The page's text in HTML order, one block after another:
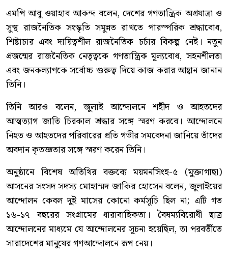
এমপি আবু ওয়াহাব আকন্দ বলেন, দেশের গণতান্ত্রিক অগ্রযাত্রা ও
সুস্থ রাজনৈতিক সংস্কৃতি সমুন্নত রাখতে পারস্পরিক শ্রদ্ধাবোধ,
শিষ্টাচার এবং দায়িত্বশীল রাজনৈতিক চর্চার বিকল্প নেই। নতুন
প্রজন্মের রাজনৈতিক নেতৃত্বকে গণতান্ত্রিক মূল্যবোধ, সহনশীলতা
এবং জনকল্যাণকে সর্বোচ্চ গুরুত্ব দিয়ে কাজ করার আহ্বান জানান
তিনি।
তিনি আরও বলেন, জুলাই আন্দোলনে শহীদ ও আহতদের
আত্মত্যাগ জাতি চিরকাল শ্রদ্ধার সঙ্গে স্মরণ করবে। আন্দোলনে
নিহত ও আহতদের পরিবারের প্রতি গভীর সমবেদনা জানিয়ে তাঁদের
অবদান কৃতজ্ঞতার সঙ্গে স্মরণ করেন তিনি।
অনুষ্ঠানে বিশেষ অতিথির বক্তব্যে ময়মনসিংহ-৫ (মুক্তাগাছা)
আসনের সংসদ সদস্য মোহাম্মদ জাকির হোসেন বলেন, জুলাইয়ের
আন্দোলন কেবল দুই মাসের কোনো কর্মসূচি ছিল না; এটি গত
১৬-১৭ বছরের সংগ্রামের ধারাবাহিকতা। বৈষম্যবিরোধী ছাত্র
আন্দোলনের মাধ্যমে যে আন্দোলনের সূচনা হয়েছিল, তা পরবর্তীতে
সারাদেশের মানুষের গণআন্দোলনে রূপ নেয়।